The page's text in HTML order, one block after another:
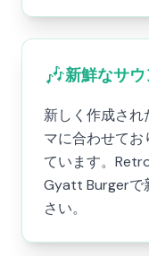
🎶新鮮なサ
新しく作成さ
マに合わせてお
ています。
Gyatt Burgerで
さい。